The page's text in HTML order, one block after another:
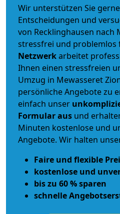
Wir unterstützen Sie
Entscheidungen und
von Recklinghausen nach
stressfrei und problemlos
Netzwerkarbeitet
Ihnen einen stressfreien
Umzug in Mewasseret
persönliche Angebote zu
einfach unser
Formular aus und
Minuten kostenlose und
Angebote. Wir halten
Faire und flexible
kostenlose und
bis zu 60 % sparen
schnelle